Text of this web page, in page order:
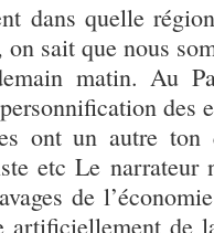
dans quelle
sait que nous
matin. Au
des
ont un autre ton
etc Le narrateur
de
artificiellement de